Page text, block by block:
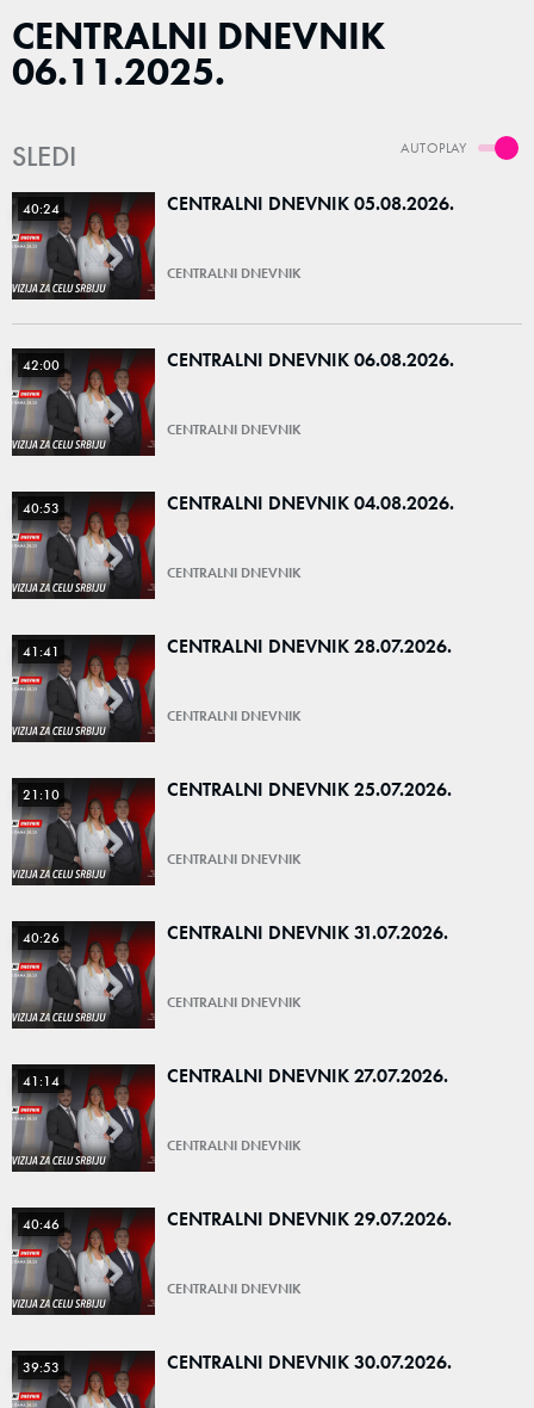
CENTRALNI DNEVNIK
06.11.2025.
AUTOPLAY
SLEDI
40:24 CENTRALNI DNEVNIK 05.08.2026.
CENTRALNI DNEVNIK
42:00 CENTRALNI DNEVNIK 06.08.2026.
CENTRALNI DNEVNIK
40:53 CENTRALNI DNEVNIK 04.08.2026.
CENTRALNI DNEVNIK
41:41 CENTRALNI DNEVNIK 28.07.2026.
CENTRALNI DNEVNIK
21:10 CENTRALNI DNEVNIK 25.07.2026.
CENTRALNI DNEVNIK
40:26 CENTRALNI DNEVNIK 31.07.2026.
CENTRALNI DNEVNIK
41:14 CENTRALNI DNEVNIK 27.07.2026.
CENTRALNI DNEVNIK
40:46 CENTRALNI DNEVNIK 29.07.2026.
CENTRALNI DNEVNIK
39:53 CENTRALNI DNEVNIK 30.07.2026.